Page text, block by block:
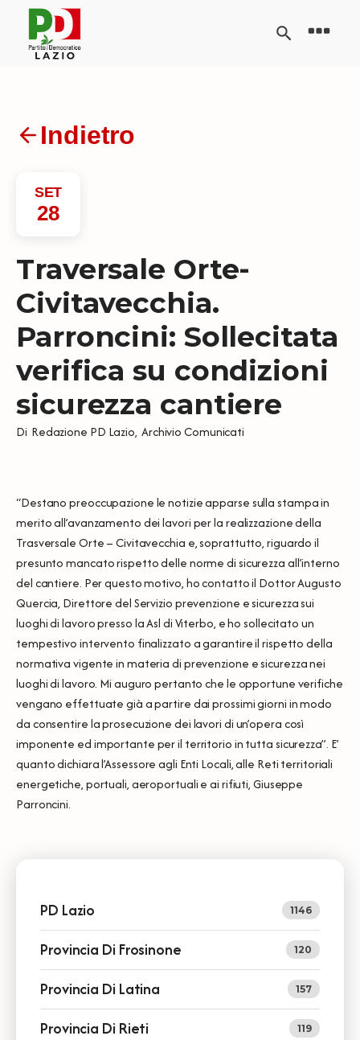
Indietro
SET
28
Traversale Orte-
Civitavecchia.
Parroncini: Sollecitata
verifica su condizioni
sicurezza cantiere
Di Redazione PD Lazio, Archivio Comunicati
“Destano preoccupazione le notizie apparse sulla stampa in
merito all’avanzamento dei lavori per la realizzazione della
Trasversale Orte – Civitavecchia e, soprattutto, riguardo il
presunto mancato rispetto delle norme di sicurezza all’interno
del cantiere. Per questo motivo, ho contatto il Dottor Augusto
Quercia, Direttore del Servizio prevenzione e sicurezza sui
luoghi di lavoro presso la Asl di Viterbo, e ho sollecitato un
tempestivo intervento finalizzato a garantire il rispetto della
normativa vigente in materia di prevenzione e sicurezza nei
luoghi di lavoro. Mi auguro pertanto che le opportune verifiche
vengano effettuate già a partire dai prossimi giorni in modo
da consentire la prosecuzione dei lavori di un’opera così
imponente ed importante per il territorio in tutta sicurezza”. E’
quanto dichiara l’Assessore agli Enti Locali, alle Reti territoriali
energetiche, portuali, aeroportuali e ai rifiuti, Giuseppe
Parroncini.
PD Lazio 1146
Provincia Di Frosinone 120
Provincia Di Latina 157
Provincia Di Rieti 119